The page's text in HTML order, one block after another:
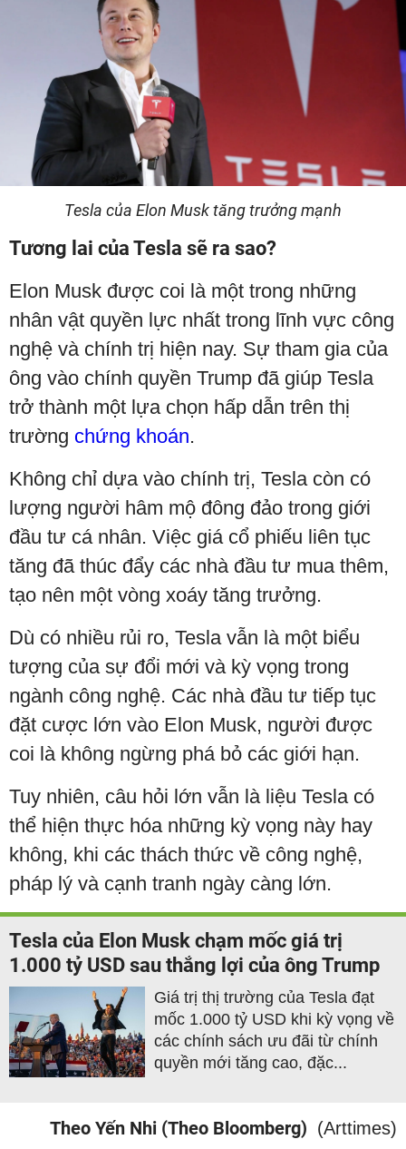
Tesla của Elon Musk tăng trưởng mạnh
Tương lai của Tesla sẽ ra sao?
Elon Musk được coi là một trong những
nhân vật quyền lực nhất trong lĩnh vực công
nghệ và chính trị hiện nay. Sự tham gia của
ông vào chính quyền Trump đã giúp Tesla
trở thành một lựa chọn hấp dẫn trên thị
trường chứng khoán.
Không chỉ dựa vào chính trị, Tesla còn có
lượng người hâm mộ đông đảo trong giới
đầu tư cá nhân. Việc giá cổ phiếu liên tục
tăng đã thúc đẩy các nhà đầu tư mua thêm,
tạo nên một vòng xoáy tăng trưởng.
Dù có nhiều rủi ro, Tesla vẫn là một biểu
tượng của sự đổi mới và kỳ vọng trong
ngành công nghệ. Các nhà đầu tư tiếp tục
đặt cược lớn vào Elon Musk, người được
coi là không ngừng phá bỏ các giới hạn.
Tuy nhiên, câu hỏi lớn vẫn là liệu Tesla có
thể hiện thực hóa những kỳ vọng này hay
không, khi các thách thức về công nghệ,
pháp lý và cạnh tranh ngày càng lớn.
Tesla của Elon Musk chạm mốc giá trị
1.000 tỷ USD sau thắng lợi của ông Trump
Giá trị thị trường của Tesla đạt
mốc 1.000 tỷ USD khi kỳ vọng về
các chính sách ưu đãi từ chính
quyền mới tăng cao, đặc...
Theo Yến Nhi (Theo Bloomberg) (Arttimes)